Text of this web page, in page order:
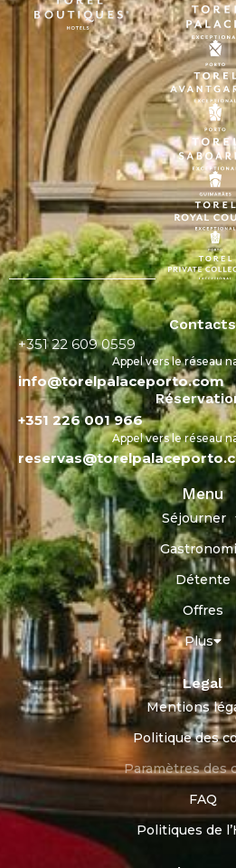
Contacts
+351 22 609 0559
Appel vers le réseau
info@torelpalaceporto.com
+351 226 001 966
Appel vers le réseau
Menu
Séjourner
Détente
Offres
Plus
Legal
Mentions
Politique des
Paramètres des
FAQ
Politiques de